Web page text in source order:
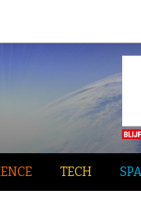
TECH